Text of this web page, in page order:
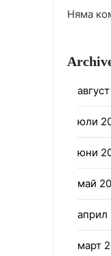
Няма
юли
юни
май
април
март